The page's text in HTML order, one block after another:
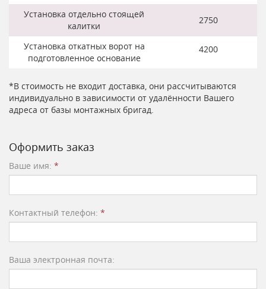
Установка отдельно стоящей
калитки
2750
Установка откатных ворот на
подготовленное основание
4200
*В стоимость не входит доставка, они рассчитываются
индивидуально в зависимости от удалённости Вашего
адреса от базы монтажных бригад.
Оформить заказ
Ваше имя: *
Контактный телефон: *
Ваша электронная почта: